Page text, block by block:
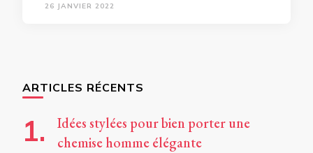
26 JANVIER 2022
ARTICLES RÉCENTS
Idées stylées pour bien porter une
chemise homme élégante